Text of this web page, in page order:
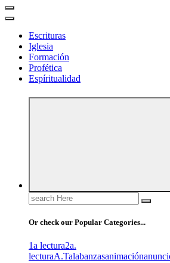
Escrituras
Iglesia
Formación
Profética
Espíritualidad
Search
for:
Or check our Popular Categories...
1a lectura2a.
lecturaA.Talabanzasanimación